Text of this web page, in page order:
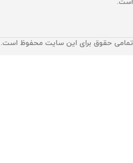
است.
تمامی حقوق برای این سایت محفوظ است.